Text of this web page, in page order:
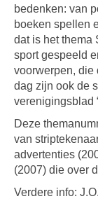
bedenken: van
boeken spellen
dat is het thema
sport gespeeld
voorwerpen, die
dag zijn ook de
verenigingsblad
Deze
van
advertenties
(2007) die over
Verdere info: